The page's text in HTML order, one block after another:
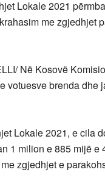
Lokale 2021
me zgjedhjet
Në Kosovë
votuesve brenda dhe
Lokale 2021, e cila
1 milion e 885 mijë e
zgjedhjet e